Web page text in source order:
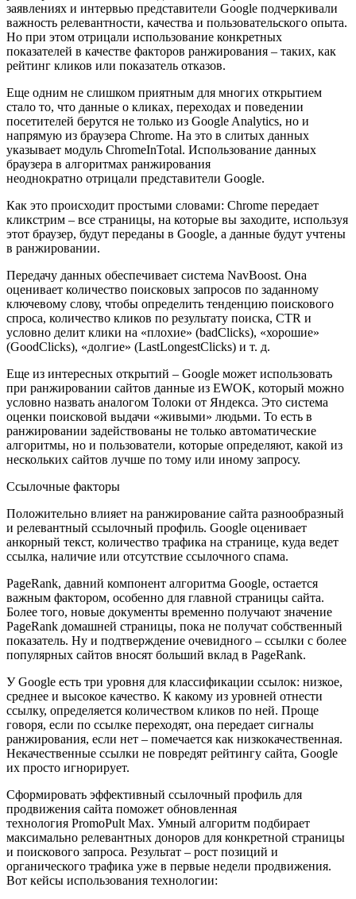
заявлениях и интервью представители Google подчеркивали
важность релевантности, качества и пользовательского опыта.
Но при этом отрицали использование конкретных
показателей в качестве факторов ранжирования – таких, как
рейтинг кликов или показатель отказов.
Еще одним не слишком приятным для многих открытием
стало то, что данные о кликах, переходах и поведении
посетителей берутся не только из Google Analytics, но и
напрямую из браузера Chrome. На это в слитых данных
указывает модуль ChromeInTotal. Использование данных
браузера в алгоритмах ранжирования
неоднократно отрицали представители Google.
Как это происходит простыми словами: Chrome передает
кликстрим – все страницы, на которые вы заходите, используя
этот браузер, будут переданы в Google, а данные будут учтены
в ранжировании.
Передачу данных обеспечивает система NavBoost. Она
оценивает количество поисковых запросов по заданному
ключевому слову, чтобы определить тенденцию поискового
спроса, количество кликов по результату поиска, CTR и
условно делит клики на «плохие» (badClicks), «хорошие»
(GoodClicks), «долгие» (LastLongestClicks) и т. д.
Еще из интересных открытий – Google может использовать
при ранжировании сайтов данные из EWOK, который можно
условно назвать аналогом Толоки от Яндекса. Это система
оценки поисковой выдачи «живыми» людьми. То есть в
ранжировании задействованы не только автоматические
алгоритмы, но и пользователи, которые определяют, какой из
нескольких сайтов лучше по тому или иному запросу.
Ссылочные факторы
Положительно влияет на ранжирование сайта разнообразный
и релевантный ссылочный профиль. Google оценивает
анкорный текст, количество трафика на странице, куда ведет
ссылка, наличие или отсутствие ссылочного спама.
PageRank, давний компонент алгоритма Google, остается
важным фактором, особенно для главной страницы сайта.
Более того, новые документы временно получают значение
PageRank домашней страницы, пока не получат собственный
показатель. Ну и подтверждение очевидного – ссылки с более
популярных сайтов вносят больший вклад в PageRank.
У Google есть три уровня для классификации ссылок: низкое,
среднее и высокое качество. К какому из уровней отнести
ссылку, определяется количеством кликов по ней. Проще
говоря, если по ссылке переходят, она передает сигналы
ранжирования, если нет – помечается как низкокачественная.
Некачественные ссылки не повредят рейтингу сайта, Google
их просто игнорирует.
Сформировать эффективный ссылочный профиль для
продвижения сайта поможет обновленная
технология PromoPult Max. Умный алгоритм подбирает
максимально релевантных доноров для конкретной страницы
и поискового запроса. Результат – рост позиций и
органического трафика уже в первые недели продвижения.
Вот кейсы использования технологии: